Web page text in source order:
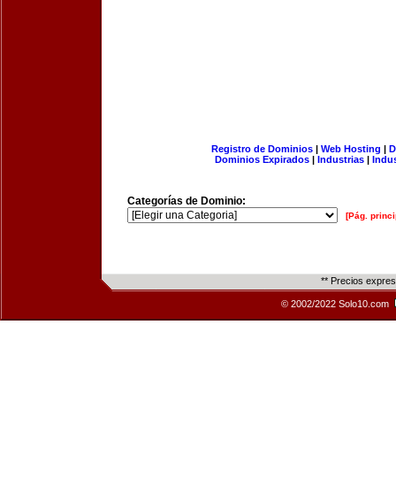
Registro de Dominios| Web Hosting |
Dominios Expirados | Industrias |
Categorías de Dominio:
[Pág.
** Precios
© 2002/2022 Solo10.com